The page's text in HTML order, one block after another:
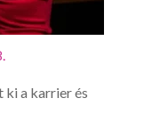
ki a karrier és